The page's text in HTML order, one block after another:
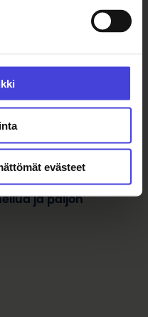
evästeet
festivaaleja,
ja paljon